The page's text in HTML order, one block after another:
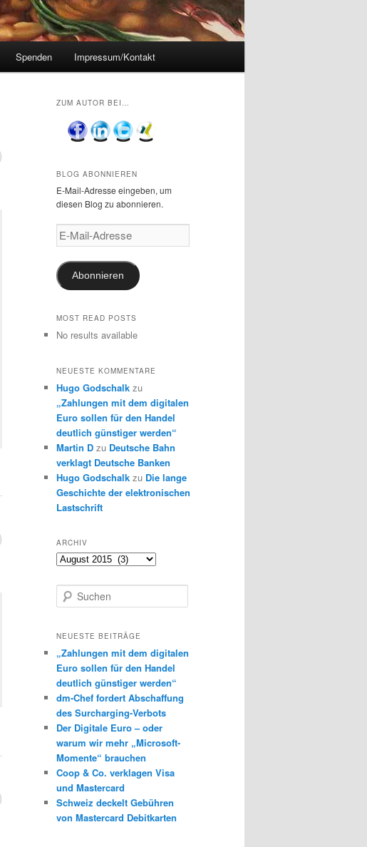
Spenden Impressum/Kontakt
ZUM AUTOR BEI…
BLOG ABONNIEREN
E-Mail-Adresse eingeben, um
diesen Blog zu abonnieren.
E-
Mail-
Abonnieren
MOST READ POSTS
No results available
NEUESTE KOMMENTARE
Hugo Godschalk zu
„Zahlungen mit dem digitalen
Euro sollen für den Handel
deutlich günstiger werden“
Martin D zu Deutsche Bahn
verklagt Deutsche Banken
Hugo Godschalk zu Die lange
Geschichte der elektronischen
Lastschrift
ARCHIV
Archiv
u
h
n
NEUESTE BEITRÄGE
„Zahlungen mit dem digitalen
Euro sollen für den Handel
deutlich günstiger werden“
dm-Chef fordert Abschaffung
des Surcharging-Verbots
Der Digitale Euro – oder
warum wir mehr „Microsoft-
Momente“ brauchen
Coop & Co. verklagen Visa
und Mastercard
Schweiz deckelt Gebühren
von Mastercard Debitkarten